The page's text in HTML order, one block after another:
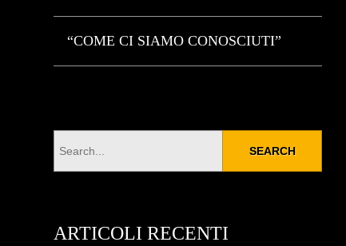
“COME CI SIAMO CONOSCIUTI”
ARTICOLI RECENTI